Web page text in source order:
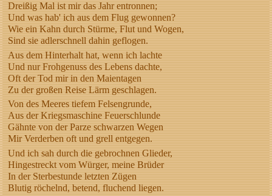
Dreißig Mal ist mir das Jahr entronnen;
Und was hab' ich aus dem Flug gewonnen?
Wie ein Kahn durch Stürme, Flut und Wogen,
Sind sie adlerschnell dahin geflogen.
Aus dem Hinterhalt hat, wenn ich lachte
Und nur Frohgenuss des Lebens dachte,
Oft der Tod mir in den Maientagen
Zu der großen Reise Lärm geschlagen.
Von des Meeres tiefem Felsengrunde,
Aus der Kriegsmaschine Feuerschlunde
Gähnte von der Parze schwarzen Wegen
Mir Verderben oft und grell entgegen.
Und ich sah durch die gebrochnen Glieder,
Hingestreckt vom Würger, meine Brüder
In der Sterbestunde letzten Zügen
Blutig röchelnd, betend, fluchend liegen.